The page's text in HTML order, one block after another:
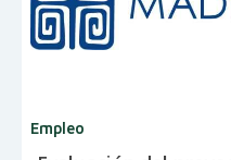
Empleo